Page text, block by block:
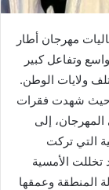
مهرجان أطار
وتفاعل كبير
ولايات الوطن.
حيث شهدت فقرات
إلى
التي تركت
تخللت الأمسية
المنطقة وعمقها